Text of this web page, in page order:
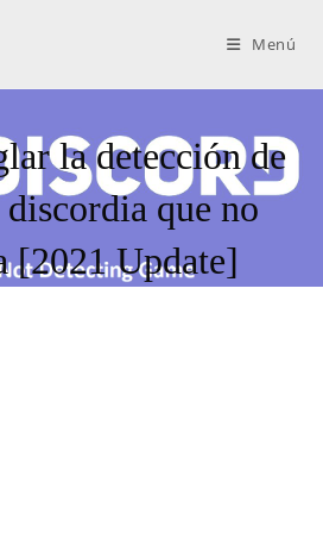
Menú
la detección de
que no
[2021 Update]